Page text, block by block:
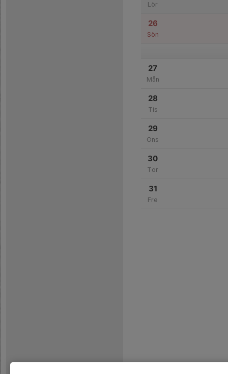
Lör
26
Sön
27
Mån
28
Tis
29
Ons
30
Tor
31
Fre